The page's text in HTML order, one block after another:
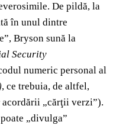
De pildă, la
în unul dintre
Bryson sună la
Security
numeric personal al
, ce trebuia, de altfel,
„cărţii verzi”).
„divulga”